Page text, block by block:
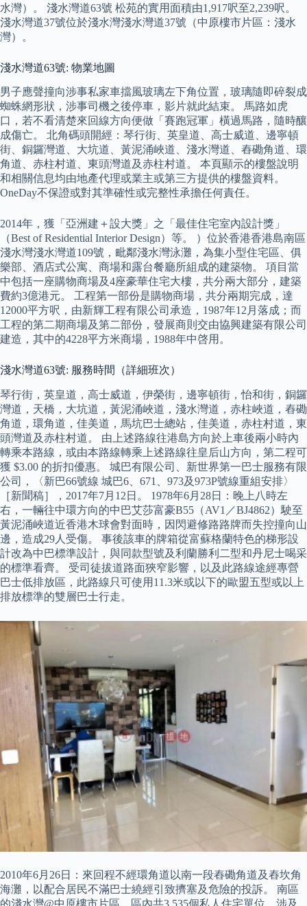
水灣）。 淺水灣道63號 松苑的實用面積由1,917呎至2,239呎。
淺水灣道37號位於淺水灣淺水灣道37號（中原樓市片區：淺水
灣）。
淺水灣道63號: 物業地圖
男子應聲撞向涉事私家車擋風玻璃左下角位置，玻璃隨即碎裂成
蜘蛛網形狀，涉事司機之後停車，影片就此結束。 馬路如虎
口，若不看清楚來回線方向便做「賽跑冠軍」橫過馬路，隨時釀
成傷亡。 北角碼頭開經：琴行街、英皇道、高士威道、邊寧頓
街、銅鑼灣道、大坑道、黃泥涌峽道、淺水灣道、舂磡角道、環
角道、赤柱村道、東頭灣道及赤柱村道。 本頁顯示的樓盤說明
和相關信息均由地產代理或業主或第三方提供的樓盤資料。
OneDay不保證或對其準確性或完整性承擔任何責任。
2014年，獲「亞洲建＋設大獎」之「最佳住宅室內設計獎」
（Best of Residential Interior Design）等。 ）位於香港香港島南區
淺水灣淺水灣道109號，毗鄰淺水灣泳灘，為集小型住宅區、俱
樂部、酒店式公寓、商場和露台餐廳所組成的建築物。 項目當
中包括一座購物商場及4座豪華住宅大樓，共分兩大部分，建築
費約3億港元。 工程第一部份是購物商場，共分兩期完成，達
12000平方呎，由新輝工程有限公司承造，1987年12月落成；而
工程的第二期商場及第二部份，發展商則交由協興建築有限公司
建造，其中的4228平方米商場，1988年中啓用。
淺水灣道63號: 服務時間（詳細班次）
琴行街，英皇道，高士威道，伊榮街，邊寧頓街，怡和街，銅鑼
灣道，天橋，大坑道，黃泥涌峽道，淺水灣道，赤柱峽道，舂磡
角道，環角道，佳美道，馬坑巴士總站，佳美道，赤柱村道，東
頭灣道及赤柱村道。 由上述路線往港島方向於上車後兩小時內
轉乘本路線，或由本路線轉乘上述路線往皇后山方向，第二程可
獲 $3.00 的折扣優惠。 城巴有限公司、新世界第一巴士服務有限
公司，〈新巴66號線 城巴6、671、973及973P號線重組安排〉
［新聞稿］，2017年7月12日。 1978年6月28日：晚上八時左
右，一輛往中環方向的中巴艾莎富豪B55（AV1／BJ4862）駛至
黃泥涌峽道近香港木球會對面時，因閃避修路路牌而失控撞向山
邊，造成29人受傷。 事後該車的牌箱從富蘇格蘭特色的梯形設
計改為中巴標準設計，與同款型號及利蘭勝利二型和丹尼士喝采
的標準看齊。 受司徒拔道路面狹窄影響，以及此路線途經專營
巴士低排放區，此路線只可使用11.3米或以下的歐盟五型或以上
排放標準的雙層巴士行走。
2010年6月26日：來回程不經環角道以南一段舂磡角道及舂坎角
海灘，以配合居民不滿巴士繞經引致擠塞及危險的投訴。 南區
的淺水灣@中原樓市片區，區內共3,535個私人住宅單位，涉及